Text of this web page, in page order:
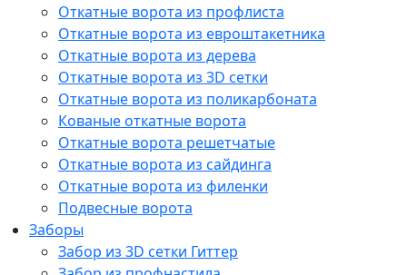
Откатные ворота из профлиста
Откатные ворота из евроштакетника
Откатные ворота из дерева
Откатные ворота из 3D сетки
Откатные ворота из поликарбоната
Кованые откатные ворота
Откатные ворота решетчатые
Откатные ворота из сайдинга
Откатные ворота из филенки
Подвесные ворота
Заборы
Забор из 3D сетки Гиттер